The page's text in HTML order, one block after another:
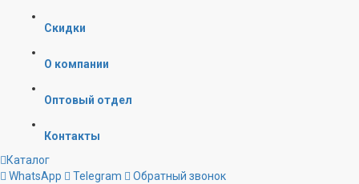
Скидки
О компании
Оптовый отдел
Контакты
Каталог
WhatsApp
Telegram
Обратный звонок